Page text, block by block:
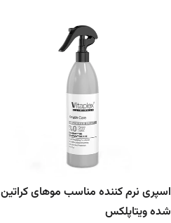
اسپری نرم کننده مناسب موهای کراتین
شده ویتاپلکس